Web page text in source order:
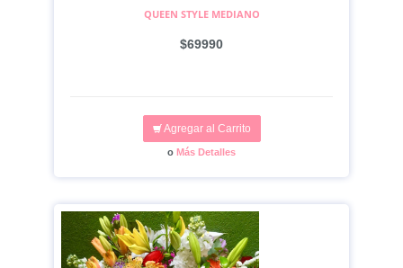
QUEEN STYLE MEDIANO
$69990
Agregar al Carrito
o Más Detalles